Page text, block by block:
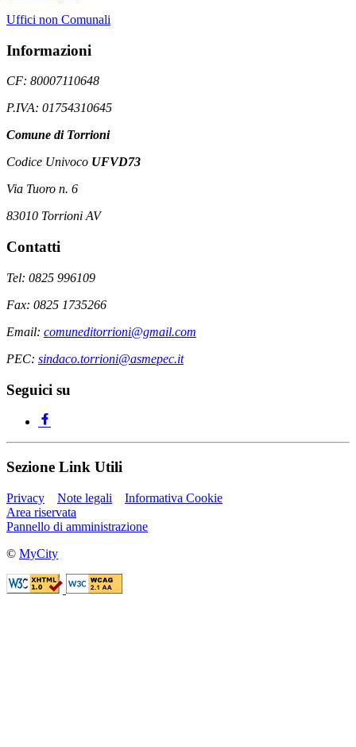
Uffici non Comunali
Informazioni
CF: 80007110648
P.IVA: 01754310645
Comune di Torrioni
Codice Univoco UFVD73
Via Tuoro n. 6
83010 Torrioni AV
Contatti
Tel: 0825 996109
Fax: 0825 1735266
Email: comuneditorrioni@gmail.com
PEC: sindaco.torrioni@asmepec.it
Seguici su
Sezione Link Utili
Privacy Note legali
Informativa Cookie
Area riservata
Pannello di amministrazione
© MyCity